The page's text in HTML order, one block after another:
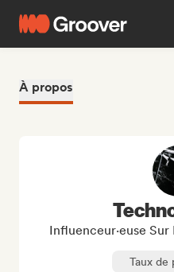
À propos
Influenceur·euse Sur
Taux de